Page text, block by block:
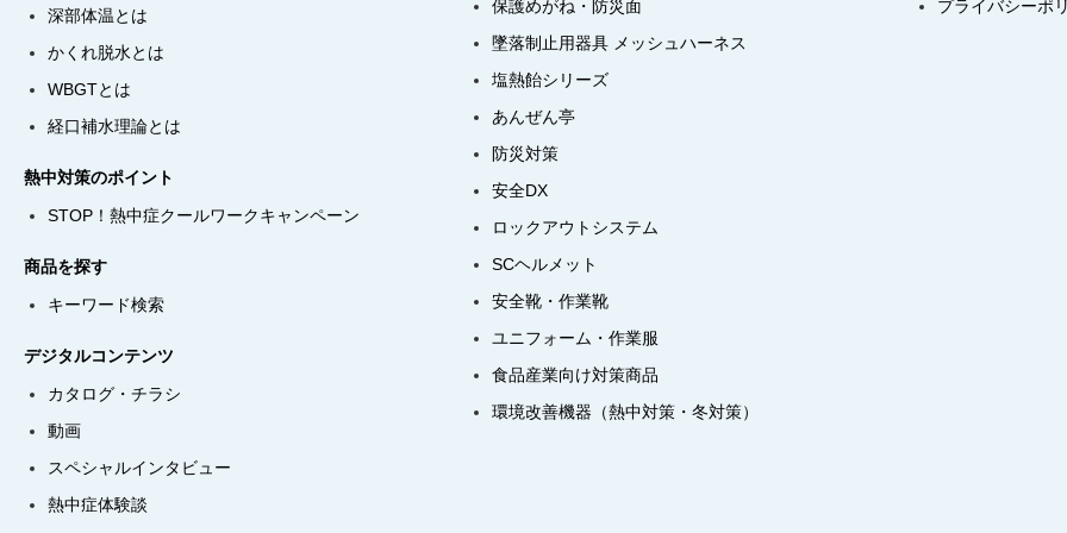
深部体温とは
かくれ脱水とは
WBGTとは
経口補水理論とは
熱中対策のポイント
STOP！熱中症クールワークキャンペーン
商品を探す
キーワード検索
デジタルコンテンツ
カタログ・チラシ
動画
スペシャルインタビュー
熱中症体験談
保護めがね・防災面
墜落制止用器具 メッシュハーネス
塩熱飴シリーズ
あんぜん亭
防災対策
安全DX
ロックアウトシステム
SCヘルメット
安全靴・作業靴
ユニフォーム・作業服
食品産業向け対策商品
環境改善機器（熱中対策・冬対策）
プライバシーポ